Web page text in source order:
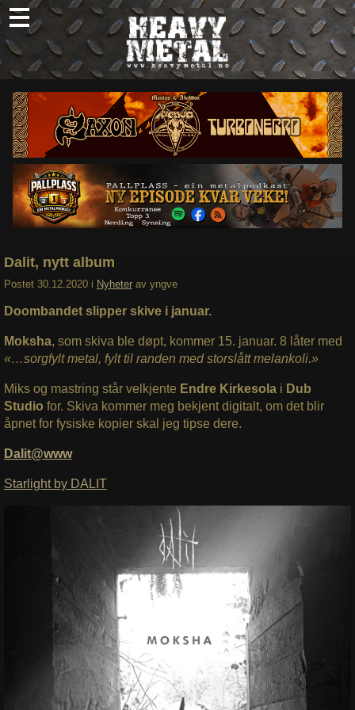
Skip
to
content
Nyheter
Omtaler
Intervjuer
Om oss
Abonner
Søk
Dalit, nytt album
Postet 30.12.2020 i Nyheter av yngve
Doombandet slipper skive i januar.
Moksha, som skiva ble døpt, kommer 15. januar. 8 låter med
«…sorgfylt metal, fylt til randen med storslått melankoli.»
Miks og mastring står velkjente Endre Kirkesola i Dub
Studio for. Skiva kommer meg bekjent digitalt, om det blir
åpnet for fysiske kopier skal jeg tipse dere.
Dalit@www
Starlight by DALIT